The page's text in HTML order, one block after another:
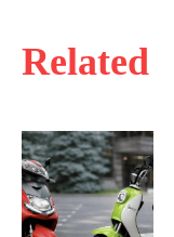
Related